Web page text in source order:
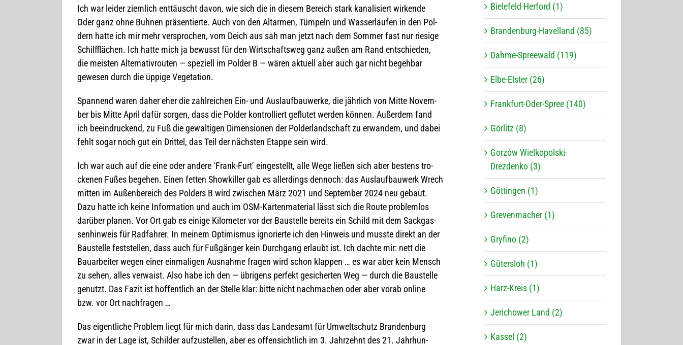
Ich war lei­der ziem­lich ent­täuscht davon, wie sich die in die­sem Bereich stark kana­li­siert wir­kende
Oder ganz ohne Buh­nen prä­sen­tierte. Auch von den Alt­armen, Tüm­peln und Was­ser­läu­fen in den Pol­
dern hatte ich mir mehr ver­spro­chen, vom Deich aus sah man jetzt nach dem Som­mer fast nur rie­sige
Schilf­flä­chen. Ich hatte mich ja bewusst für den Wirt­schafts­weg ganz außen am Rand ent­schie­den,
die meis­ten Alter­na­tiv­rou­ten — spe­zi­ell im Pol­der B — wären aktu­ell aber auch gar nicht begeh­bar
gewe­sen durch die üppige Vegetation.
Span­nend waren daher eher die zahl­rei­chen Ein- und Aus­lauf­bau­werke, die jähr­lich von Mitte Novem­
ber bis Mitte April dafür sor­gen, dass die Pol­der kon­trol­liert geflu­tet wer­den kön­nen. Außer­dem fand
ich beein­dru­ckend, zu Fuß die gewal­ti­gen Dimen­sio­nen der Pol­der­land­schaft zu erwan­dern, und dabei
fehlt sogar noch gut ein Drit­tel, das Teil der nächs­ten Etappe sein wird.
Ich war auch auf die eine oder andere ‘Frank-Furt’ ein­ge­stellt, alle Wege lie­ßen sich aber bes­tens tro­
cke­nen Fußes bege­hen. Einen fet­ten Show­kil­ler gab es aller­dings den­noch: das Aus­lauf­bau­werk Wrech
mit­ten im Außen­be­reich des Pol­ders B wird zwi­schen März 2021 und Sep­tem­ber 2024 neu gebaut.
Dazu hatte ich keine Infor­ma­tion und auch im OSM-Kar­ten­ma­te­rial lässt sich die Route pro­blem­los
dar­über pla­nen. Vor Ort gab es einige Kilo­me­ter vor der Bau­stelle bereits ein Schild mit dem Sack­gas­
sen­hin­weis für Rad­fah­rer. In mei­nem Opti­mis­mus igno­rierte ich den Hin­weis und musste direkt an der
Bau­stelle fest­stel­len, dass auch für Fuß­gän­ger kein Durch­gang erlaubt ist. Ich dachte mir: nett die
Bau­ar­bei­ter wegen einer ein­ma­li­gen Aus­nahme fra­gen wird schon klap­pen … es war aber kein Mensch
zu sehen, alles ver­waist. Also habe ich den — übri­gens per­fekt gesi­cher­ten Weg — durch die Bau­stelle
genutzt. Das Fazit ist hof­fent­lich an der Stelle klar: bitte nicht nach­ma­chen oder aber vorab online
bzw. vor Ort nachfragen …
Das eigent­li­che Pro­blem liegt für mich darin, dass das Lan­des­amt für Umwelt­schutz Bran­den­burg
zwar in der Lage ist, Schil­der auf­zu­stel­len, aber es offen­sicht­lich im 3. Jahr­zehnt des 21. Jahr­hun­
Bielefeld-Herford (1)
Brandenburg-Havelland (85)
Dahme-Spreewald (119)
Elbe-Elster (26)
Frankfurt-Oder-Spree (140)
Görlitz (8)
Gorzów Wielkopolski-
Drezdenko (3)
Göttingen (1)
Grevenmacher (1)
Gryfino (2)
Gütersloh (1)
Harz-Kreis (1)
Jerichower Land (2)
Kassel (2)